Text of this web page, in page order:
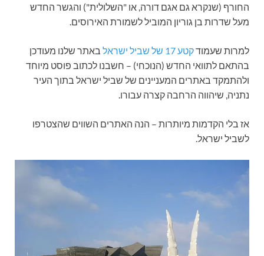
החורף (שנקרא גם אגם דורה, או "השלולית") והגשר החדש
מעל שדרות בן גוריון המוביל לשמורת האירוסים.
למרות שעמודקטע 17 של שביל ישראל
באתר שלנו מעודכן
בהתאם לתוואי החדש (הנוכחי) – חשבנו לכתוב פוסט מיוחד
ולהתמקד באתרים המעניינים של שביל ישראל בתוך העיר
נתניה, שיהווה הרחבה קצרה עבורו.
אז בלי הקדמות מיותרות – הנה האתרים השווים שהצטרפו
לשביל ישראל.